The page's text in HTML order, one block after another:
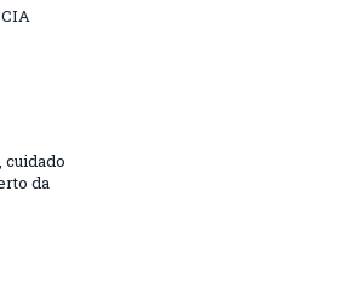
cuidado
da